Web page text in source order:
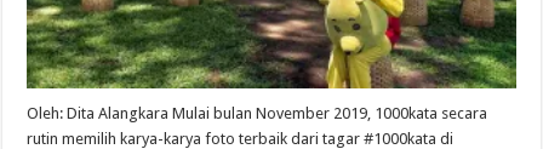
Oleh: Dita Alangkara Mulai bulan November 2019, 1000kata secara
rutin memilih karya-karya foto terbaik dari tagar #1000kata di